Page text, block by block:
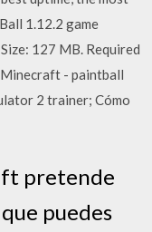
1.12.2 game
127 MB. Required
- paintball
2 trainer; Cómo
pretende
puedes